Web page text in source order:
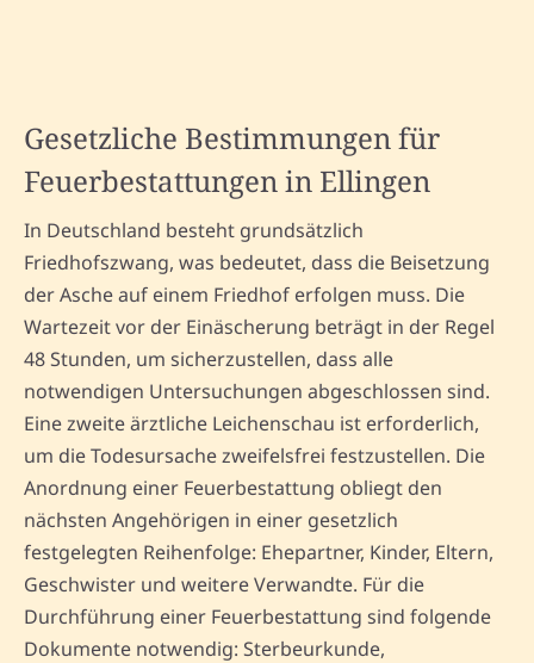
Gesetzliche Bestimmungen für
Feuerbestattungen in Ellingen
In Deutschland besteht grundsätzlich
Friedhofszwang, was bedeutet, dass die Beisetzung
der Asche auf einem Friedhof erfolgen muss. Die
Wartezeit vor der Einäscherung beträgt in der Regel
48 Stunden, um sicherzustellen, dass alle
notwendigen Untersuchungen abgeschlossen sind.
Eine zweite ärztliche Leichenschau ist erforderlich,
um die Todesursache zweifelsfrei festzustellen. Die
Anordnung einer Feuerbestattung obliegt den
nächsten Angehörigen in einer gesetzlich
festgelegten Reihenfolge: Ehepartner, Kinder, Eltern,
Geschwister und weitere Verwandte. Für die
Durchführung einer Feuerbestattung sind folgende
Dokumente notwendig: Sterbeurkunde,